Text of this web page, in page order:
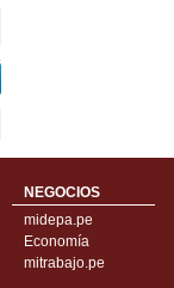
NEGOCIOS
midepa.pe
Economía
mitrabajo.pe